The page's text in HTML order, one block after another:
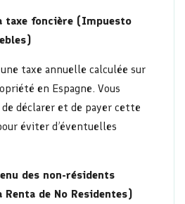
taxe foncière (Impuesto
taxe annuelle calculée sur
en Espagne. Vous
déclarer et de payer cette
éviter d’éventuelles
des non-résidents
de No Residentes)